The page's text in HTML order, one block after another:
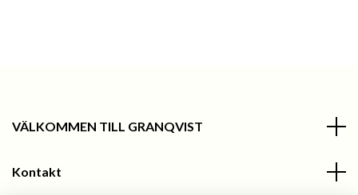
VÄLKOMMEN TILL GRANQVIST
Kontakt